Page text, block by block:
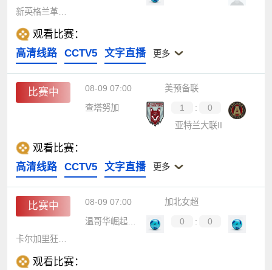
观看比赛：
高清线路
CCTV5 文字直播 更多
比赛中 08-09 07:00
美预备联
查塔努加
1 :
0
亚特兰大联II
观看比赛：
高清线路
CCTV5 文字直播 更多
比赛中 08-09 07:00
加北女超
温哥华崛起女足
0 :
0
观看比赛：